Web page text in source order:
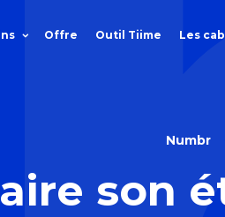
Offre Outil Tiime Les
Numbr
son